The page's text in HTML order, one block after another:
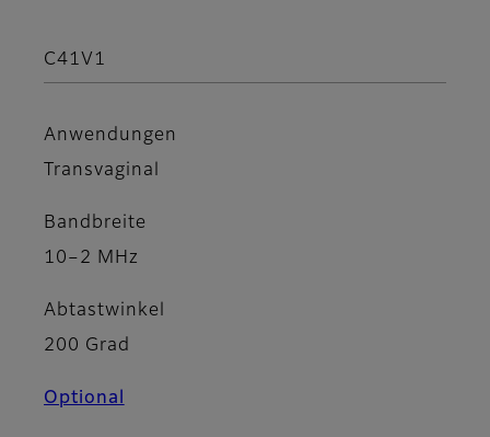
C41V1
Anwendungen
Transvaginal
Bandbreite
10–2 MHz
Abtastwinkel
200 Grad
Optional